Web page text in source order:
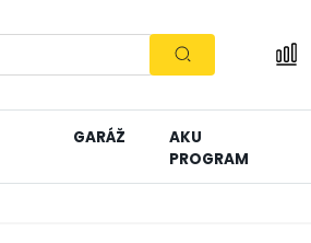
GARÁŽ
AKU
PROGRAM